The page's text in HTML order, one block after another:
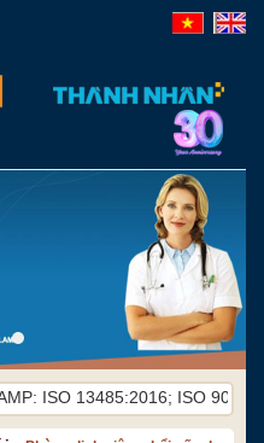
ISO 13485:2016; ISO